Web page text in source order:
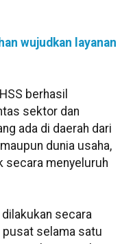
wujudkan layanan
berhasil
sektor dan
ada di daerah dari
dunia usaha,
secara menyeluruh
dilakukan secara
selama satu